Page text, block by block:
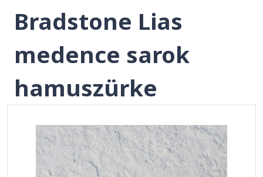
Bradstone Lias
medence sarok
hamuszürke